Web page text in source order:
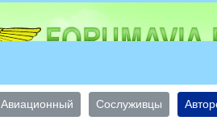
Авиационный Сослуживцы